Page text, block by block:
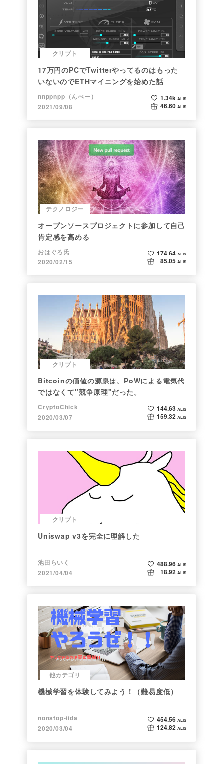
クリプト
17万円のPCでTwitterやってるのはもった
いないのでETHマイニングを始めた話
nnppnpp（んぺー）
2021/09/08
1.34k ALIS
46.60 ALIS
テクノロジー
オープンソースプロジェクトに参加して自己
肯定感を高める
おはぐろ氏
2020/02/15
174.64 ALIS
85.05 ALIS
クリプト
Bitcoinの価値の源泉は、PoWによる電気代
ではなくて"競争原理"だった。
CryptoChick
2020/03/07
144.63 ALIS
159.32 ALIS
クリプト
Uniswap v3を完全に理解した
池田らいく
2021/04/04
488.96 ALIS
18.92 ALIS
他カテゴリ
機械学習を体験してみよう！（難易度低）
nonstop-iida
2020/03/04
454.56 ALIS
124.82 ALIS